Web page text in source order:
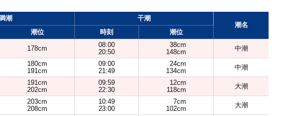
潮
干潮
潮名
潮位 時刻 潮位
178cm
08:00
20:50
38cm
148cm
中潮
180cm
191cm
09:00
21:49
24cm
134cm
中潮
191cm
202cm
09:59
22:30
12cm
118cm
大潮
203cm
208cm
10:49
23:00
7cm
102cm
大潮